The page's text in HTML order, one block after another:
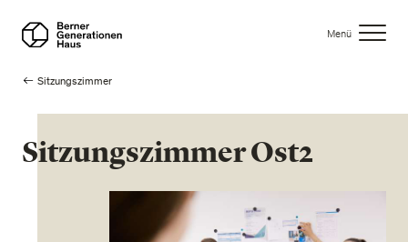
zum
Menü
Pfadnavigation
Sitzungszimmer
Sitzungszimmer Ost2